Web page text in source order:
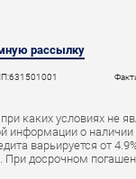
рассылку
каких условиях не
о наличии
варьируется от
досрочном